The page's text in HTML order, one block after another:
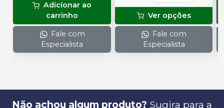
Adicionar ao
carrinho
Fale com
Especialista
Ver opções
Fale com
Especialista
Não achou algum produto? Sugira para a